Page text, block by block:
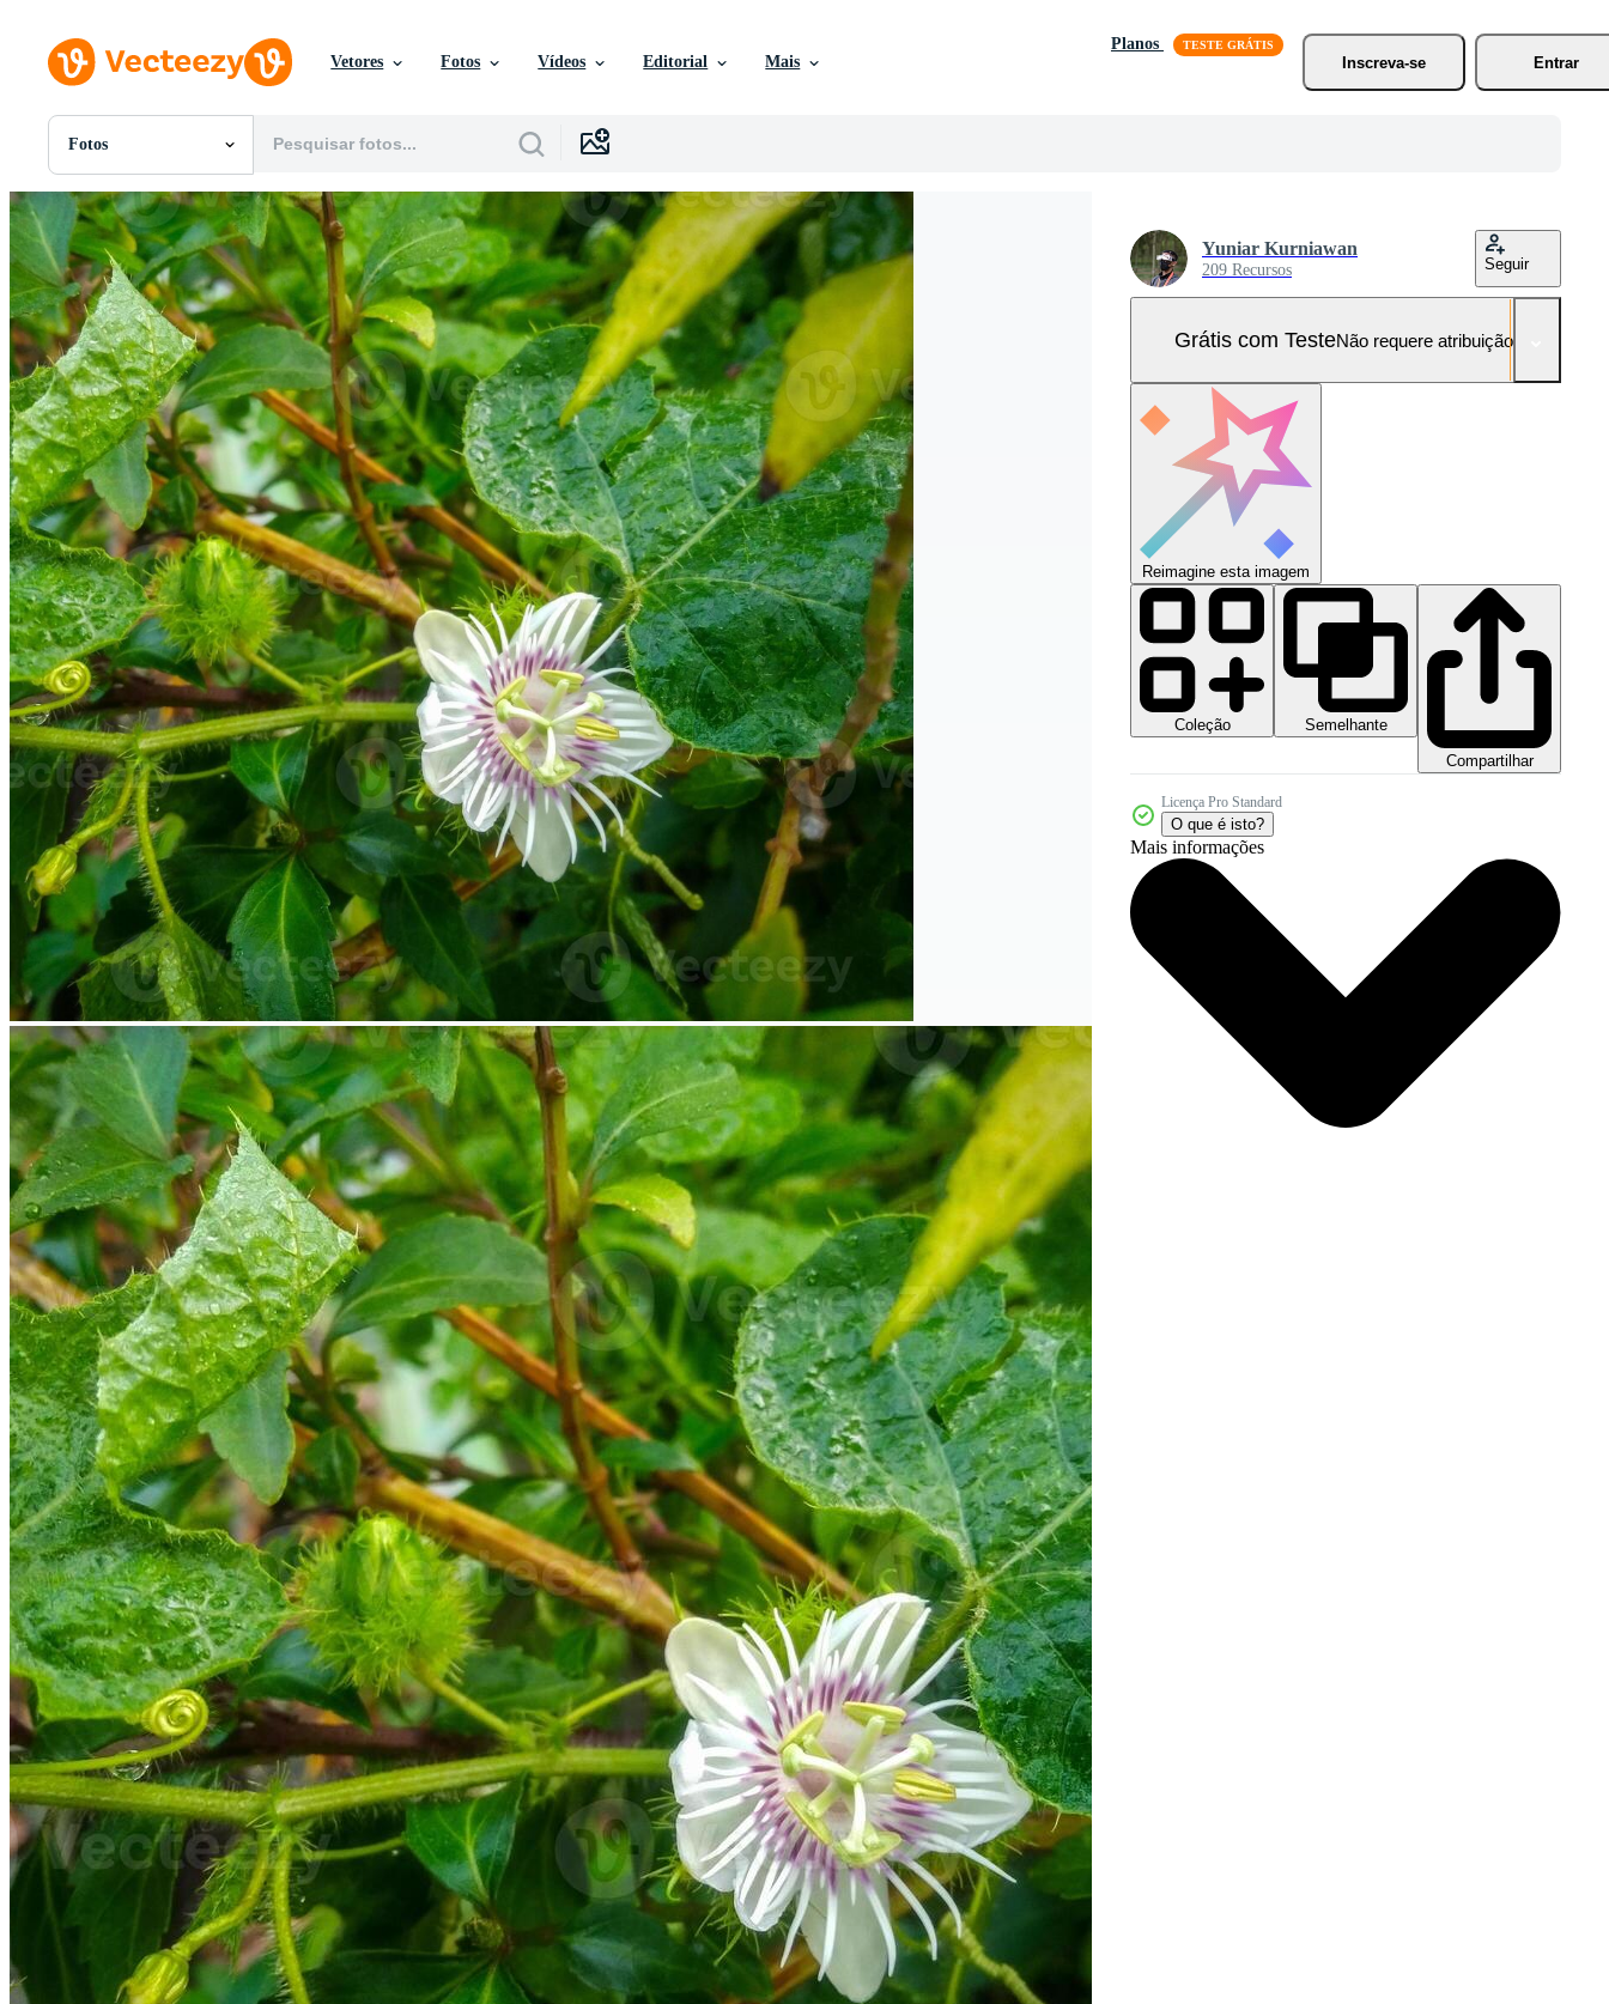
Vetores Fotos Vídeos Editorial Mais
Planos
Inscreva-se
Entrar
Fotos
Todas Imagens
Fotos
PNGs
PSDs
SVGs
Modelos
Vetores
Videos
Motion graphics
Imagens Editoriais
Eventos Editoriais
Yuniar Kurniawan
209 Recursos Seguir
Grátis com TesteNão requere atribuição!
Reimagine esta imagem
Coleção
Semelhante
Compartilhar
Licença Pro Standard
O que é isto?
Mais informações